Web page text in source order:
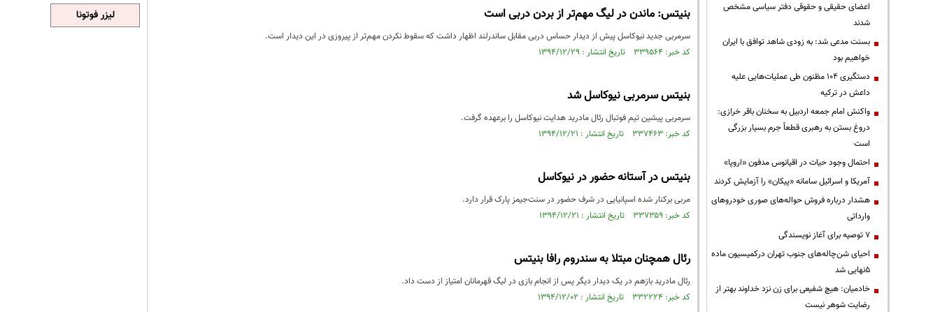
بنیتس: ماندن در لیگ مهم‌تر از بردن دربی است
سرمربی جدید نیوکاسل پیش از دیدار حساس دربی مقابل ساندرلند اظهار داشت که سقوط نکردن مهم‌تر از پیروزی در این دیدار است.
کد خبر: ۳۳۹۵۶۴ تاریخ انتشار : ۱۳۹۴/۱۲/۲۹
بنیتس سرمربی نیوکاسل شد
سرمربی پیشین تیم فوتبال رئال مادرید هدایت نیوکاسل را برعهده گرفت.
کد خبر: ۳۳۷۴۶۳ تاریخ انتشار : ۱۳۹۴/۱۲/۲۱
بنیتس در آستانه حضور در نیوکاسل
مربی برکنار شده اسپانیایی در شرف حضور در سنت‌جیمز پارک قرار دارد.
کد خبر: ۳۳۷۳۵۹ تاریخ انتشار : ۱۳۹۴/۱۲/۲۱
رئال همچنان مبتلا به سندروم رافا بنیتس
رئال مادرید بازهم در یک دیدار دیگر پس از انجام بازی در لیگ قهرمانان امتیاز از دست داد.
کد خبر: ۳۳۲۲۲۴ تاریخ انتشار : ۱۳۹۴/۱۲/۰۲
اعضای حقیقی و حقوقی دفتر سیاسی مشخص
شدند
بسنت مدعی شد: به زودی شاهد توافق با ایران
خواهیم بود
دستگیری ۱۰۴ مظنون طی عملیات‌هایی علیه
داعش در ترکیه
واکنش امام جمعه اردبیل به سخنان باقر خرازی:
دروغ بستن به رهبری قطعاً جرم بسیار بزرگی
است
احتمال وجود حیات در اقیانوس مدفون «اروپا»
آمریکا و اسرائیل سامانه «پیکان» را آزمایش کردند
هشدار درباره فروش حواله‌های صوری خودروهای
وارداتی
۷ توصیه برای آغاز نویسندگی
احیای شن‌چاله‌های جنوب تهران درکمیسیون ماده
۵نهایی شد
خادمیان: هیچ شفیعی برای زن نزد خداوند بهتر از
رضایت شوهر نیست
لیزر فوتونا